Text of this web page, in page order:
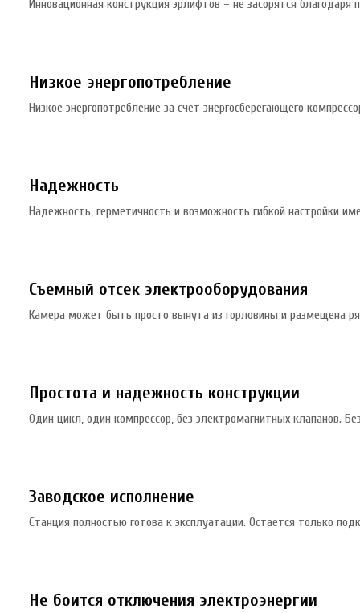
Инновационная конструкция эрлифтов – не засорятся благодаря
Низкое энергопотребление
Низкое энергопотребление за счет энергосберегающего
Надежность
Надежность, герметичность и возможность гибкой настройки
Съемный отсек электрооборудования
Камера может быть просто вынута из горловины и размещена
Простота и надежность конструкции
Один цикл, один компрессор, без электромагнитных клапанов.
Заводское исполнение
Станция полностью готова к эксплуатации. Остается только
Не боится отключения электроэнергии